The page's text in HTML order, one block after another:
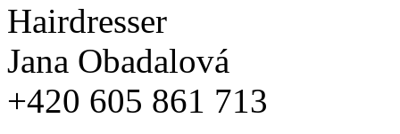
Hairdresser
Jana Obadalová
+420 605 861 713